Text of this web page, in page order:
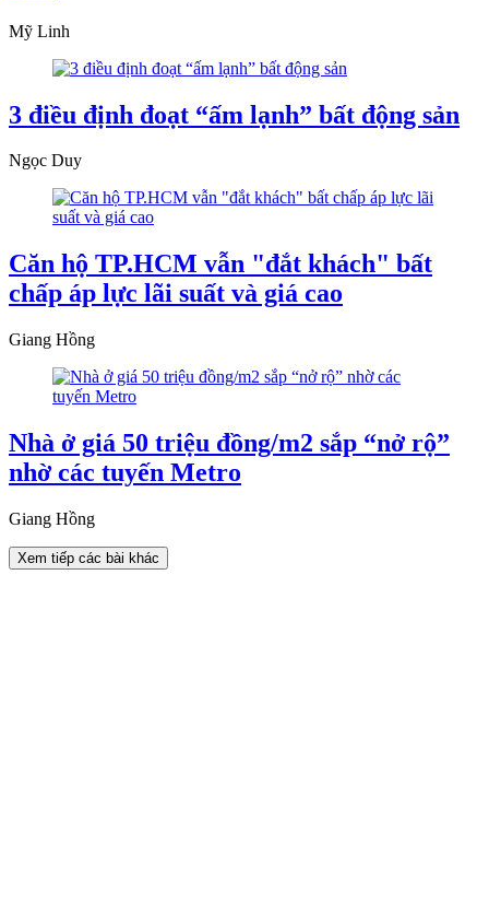
Mỹ Linh
3 điều định đoạt “ấm lạnh” bất động sản
Ngọc Duy
Căn hộ TP.HCM vẫn "đắt khách" bất
chấp áp lực lãi suất và giá cao
Giang Hồng
Nhà ở giá 50 triệu đồng/m2 sắp “nở rộ”
nhờ các tuyến Metro
Giang Hồng
Xem tiếp các bài khác